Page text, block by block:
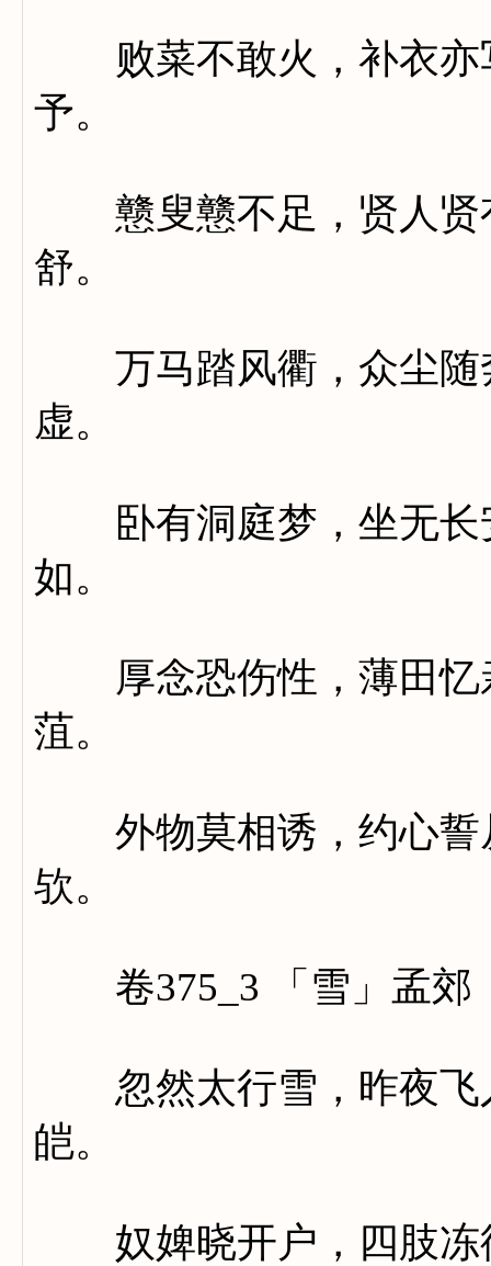
败菜不敢火，补衣亦
予。
戆叟戆不足，贤人贤
舒。
万马踏风衢，众尘随
虚。
卧有洞庭梦，坐无长
如。
厚念恐伤性，薄田忆
菹。
外物莫相诱，约心誓
欤。
卷375_3 「雪」孟郊
忽然太行雪，昨夜飞
皑。
奴婢晓开户，四肢冻